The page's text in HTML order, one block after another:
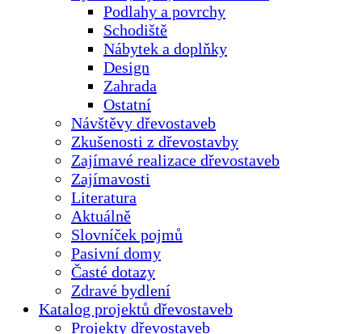
Podlahy a povrchy
Schodiště
Nábytek a doplňky
Design
Zahrada
Ostatní
Návštěvy dřevostaveb
Zkušenosti z dřevostavby
Zajímavé realizace dřevostaveb
Zajímavosti
Literatura
Aktuálně
Slovníček pojmů
Pasivní domy
Časté dotazy
Zdravé bydlení
Katalog projektů dřevostaveb
Projekty dřevostaveb